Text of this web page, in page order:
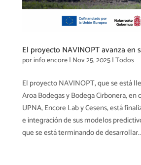
El proyecto NAVINOPT avanza en
porinfo encore| Nov 25, 2025|Todos
El proyecto NAVINOPT, que se está
Aroa Bodegas y Bodega Cirbonera, en
UPNA, Encore Lab y Cesens, está
e integración de sus modelos
que se está terminando de